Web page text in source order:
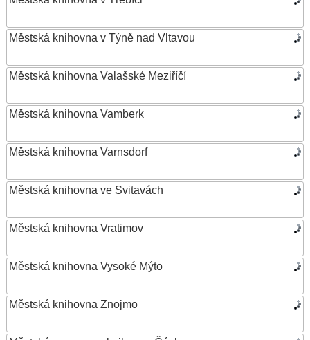
Městská knihovna v Týně nad Vltavou
Městská knihovna Valašské Meziříčí
Městská knihovna Vamberk
Městská knihovna Varnsdorf
Městská knihovna ve Svitavách
Městská knihovna Vratimov
Městská knihovna Vysoké Mýto
Městská knihovna Znojmo